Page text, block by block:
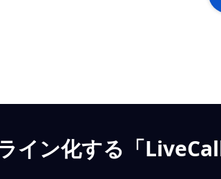
イン化する「